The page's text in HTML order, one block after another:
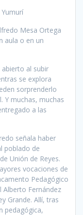
Mesa Ortega
aula o en un
abierto al subir
se explora
sorprenderlo
Y muchas, muchas
a las
señala haber
poblado de
Unión de Reyes.
vocaciones de
Pedagógico
Alberto Fernández
Grande. Allí, tras
pedagógica,